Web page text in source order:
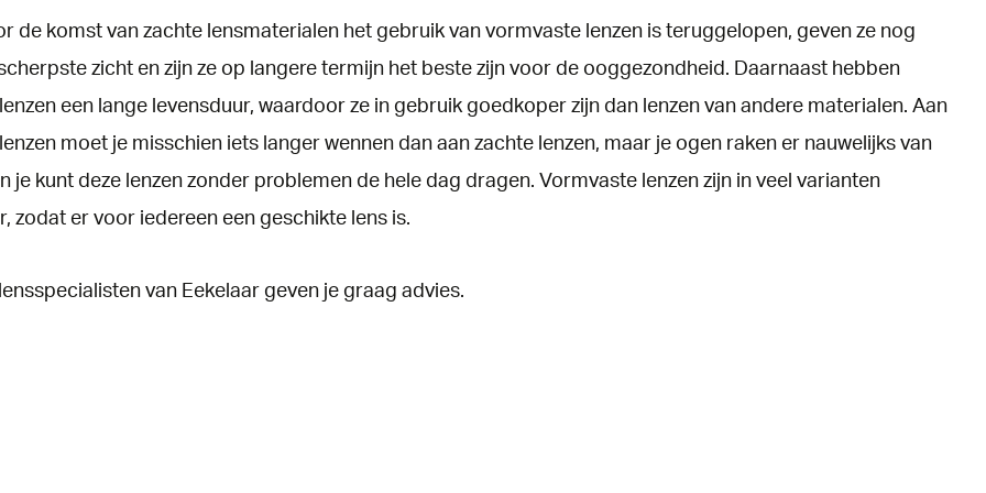
BBig
Garrett Leight
Instructievideo's
Vraag & antwoord
Retinopathie
de komst van zachte lensmaterialen het gebruik van vormvaste lenzen is teruggelopen, geven ze nog
zicht en zijn ze op langere termijn het beste zijn voor de ooggezondheid. Daarnaast hebben
een lange levensduur, waardoor ze in gebruik goedkoper zijn dan lenzen van andere materialen. Aan
moet je misschien iets langer wennen dan aan zachte lenzen, maar je ogen raken er nauwelijks van
je kunt deze lenzen zonder problemen de hele dag dragen. Vormvaste lenzen zijn in veel varianten
zodat er voor iedereen een geschikte lens is.
van Eekelaar geven je graag advies.